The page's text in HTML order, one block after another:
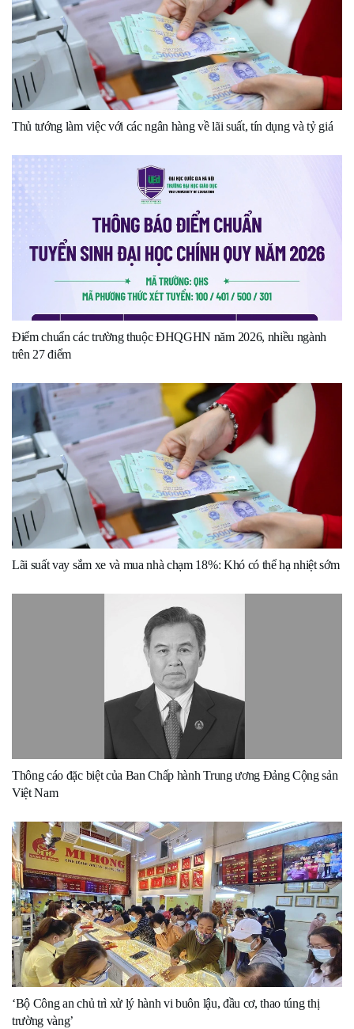
Thủ tướng làm việc với các ngân hàng về lãi suất, tín dụng và tỷ giá
Điểm chuẩn các trường thuộc ĐHQGHN năm 2026, nhiều ngành
trên 27 điểm
Lãi suất vay sắm xe và mua nhà chạm 18%: Khó có thể hạ nhiệt sớm
Thông cáo đặc biệt của Ban Chấp hành Trung ương Đảng Cộng sản
Việt Nam
‘Bộ Công an chủ trì xử lý hành vi buôn lậu, đầu cơ, thao túng thị
trường vàng’